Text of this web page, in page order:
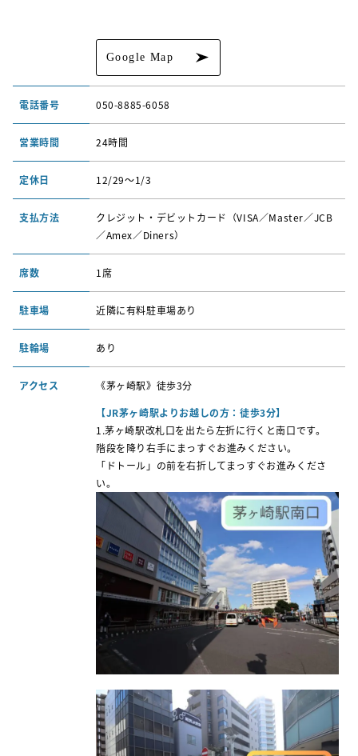
Google Map
電話番号 050-8885-6058
営業時間 24時間
定休日 12/29〜1/3
支払方法
クレジット・デビットカード（VISA／Master／JCB
／Amex／Diners）
席数 1席
駐車場 近隣に有料駐車場あり
駐輪場 あり
アクセス
《茅ヶ崎駅》徒歩3分
【JR茅ヶ崎駅よりお越しの方：徒歩3分】
1.茅ヶ崎駅改札口を出たら左折に行くと南口です。
階段を降り右手にまっすぐお進みください。
「ドトール」の前を右折してまっすぐお進みくださ
い。